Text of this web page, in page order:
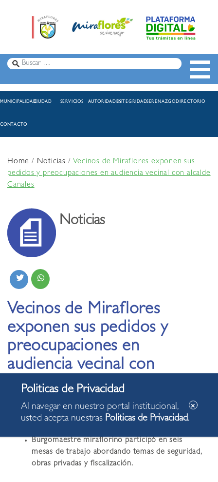
MUNICIPALIDADCIUDAD SERVICIOS AUTORIDADESINTEGRIDADSERENAZGODIRECTORIO
CONTACTO
Home/Noticias /Vecinos de Miraflores exponen sus
pedidos y preocupaciones en audiencia vecinal con alcalde
Canales
Noticias
Vecinos de Miraflores
exponen sus pedidos y
preocupaciones en
audiencia vecinal con
alcalde Canales
26.03.2025
Burgomaestre miraflorino participó en seis
mesas de trabajo abordando temas de seguridad,
obras privadas y fiscalización.
Al navegar en nuestro portal institucional,
usted acepta nuestras Politicas de Privacidad.